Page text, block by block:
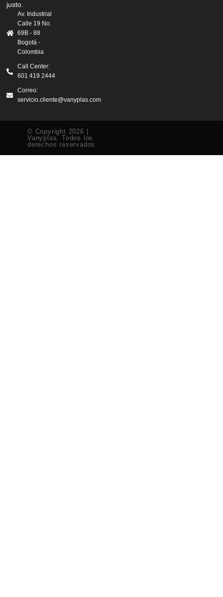
justo.
Av. Industrial
Calle 19 No.
69B - 88
Bogotá -
Colombia
Call Center:
601 419 2444
Correo:
servicio.cliente@vanyplas.com
© Copyright 2026 |
Vanyplas. Todos los
derechos reservados